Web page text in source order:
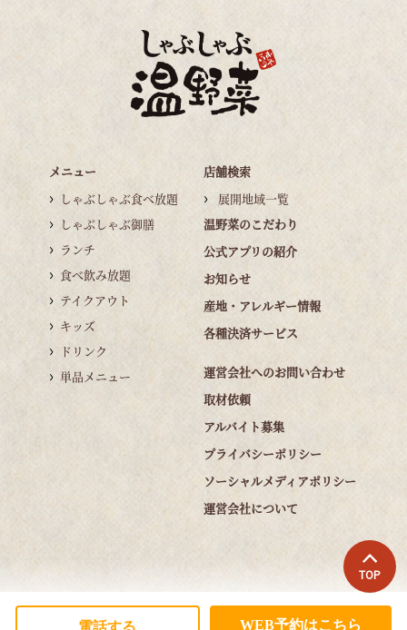
TOP
メニュー
しゃぶしゃぶ食べ放題
しゃぶしゃぶ御膳
ランチ
食べ飲み放題
テイクアウト
キッズ
ドリンク
単品メニュー
店舗検索
展開地域一覧
温野菜のこだわり
公式アプリの紹介
お知らせ
産地・アレルギー情報
各種決済サービス
運営会社へのお問い合わせ
取材依頼
アルバイト募集
プライバシーポリシー
ソーシャルメディアポリシー
運営会社について
電話する WEB予約はこちら